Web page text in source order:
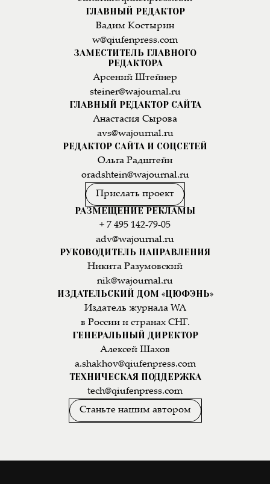
ГЛАВНЫЙ РЕДАКТОР
Вадим Костырин
w@qiufenpress.com
ЗАМЕСТИТЕЛЬ ГЛАВНОГО
РЕДАКТОРА
Арсений Штейнер
steiner@wajournal.ru
ГЛАВНЫЙ РЕДАКТОР САЙТА
Анастасия Сырова
avs@wajournal.ru
РЕДАКТОР САЙТА И СОЦСЕТЕЙ
Ольга Радштейн
oradshtein@wajournal.ru
Прислать проект
РАЗМЕЩЕНИЕ РЕКЛАМЫ
+ 7 495 142-79-05
adv@wajournal.ru
РУКОВОДИТЕЛЬ НАПРАВЛЕНИЯ
Никита Разумовский
nik@wajournal.ru
ИЗДАТЕЛЬСКИЙ ДОМ «ЦЮФЭНЬ»
Издатель журнала WA
в России и странах СНГ.
ГЕНЕРАЛЬНЫЙ ДИРЕКТОР
Алексей Шахов
a.shakhov@qiufenpress.com
ТЕХНИЧЕСКАЯ ПОДДЕРЖКА
tech@qiufenpress.com
Станьте нашим автором